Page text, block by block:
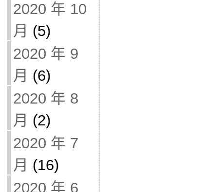
2020 年 10
月 (5)
2020 年 9
月 (6)
2020 年 8
月 (2)
2020 年 7
月 (16)
2020 年 6